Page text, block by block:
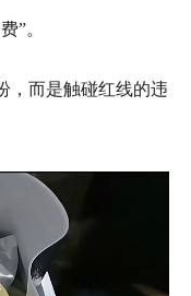
”。
而是触碰红线的违